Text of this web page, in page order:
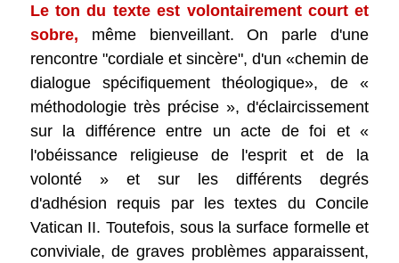
Le ton du texte est volontairement court et
sobre, même bienveillant. On parle d'une
rencontre "cordiale et sincère", d'un «chemin de
dialogue spécifiquement théologique», de «
méthodologie très précise », d'éclaircissement
sur la différence entre un acte de foi et «
l'obéissance religieuse de l'esprit et de la
volonté » et sur les différents degrés
d'adhésion requis par les textes du Concile
Vatican II. Toutefois, sous la surface formelle et
conviviale, de graves problèmes apparaissent,